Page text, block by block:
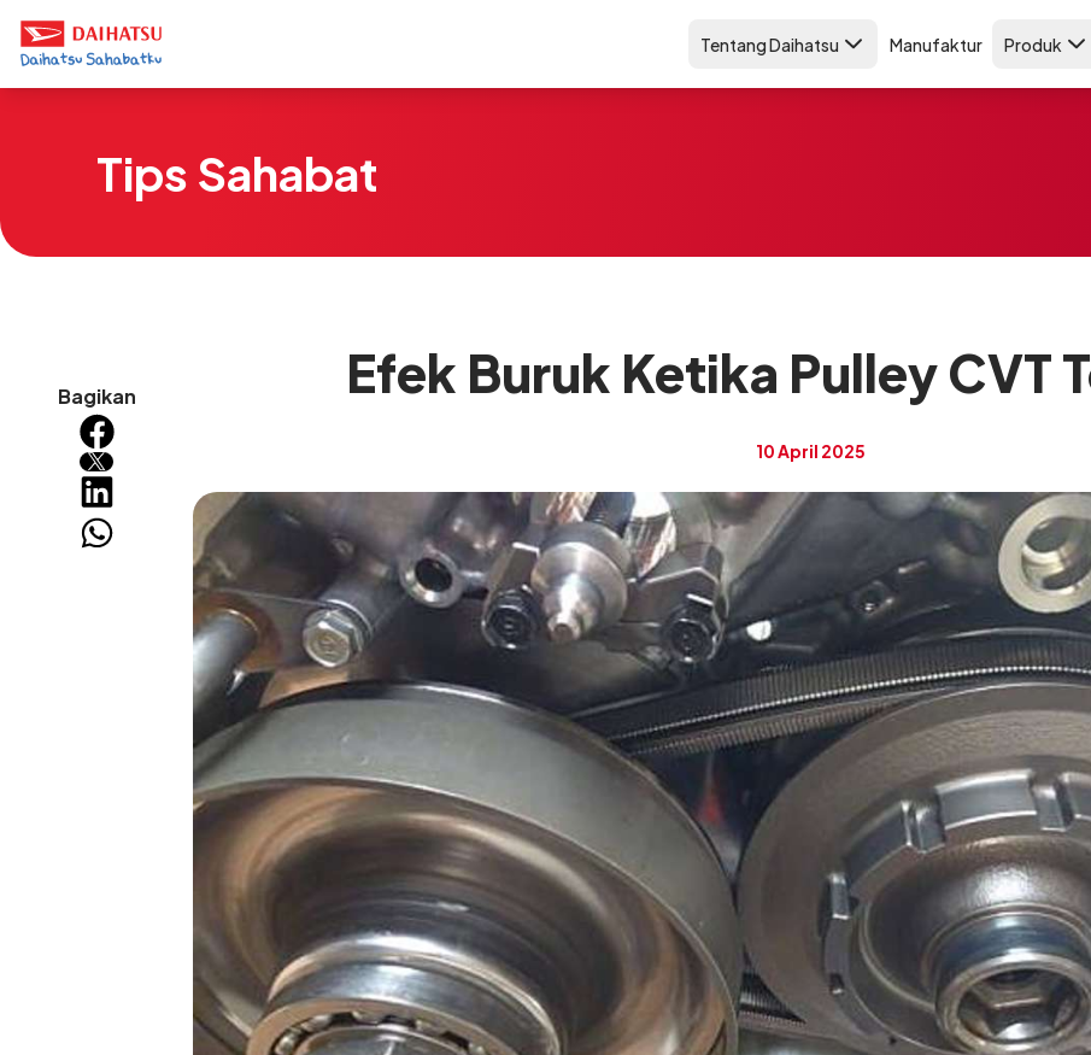
Tentang Daihatsu Manufaktur Produk
Tips Sahabat
Bagikan Efek Buruk Ketika Pulley CVT
10 April 2025